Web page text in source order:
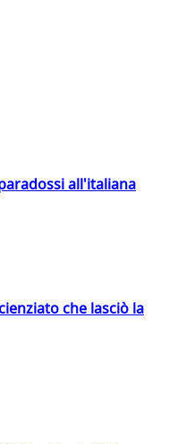
all'italiana
che lasciò la